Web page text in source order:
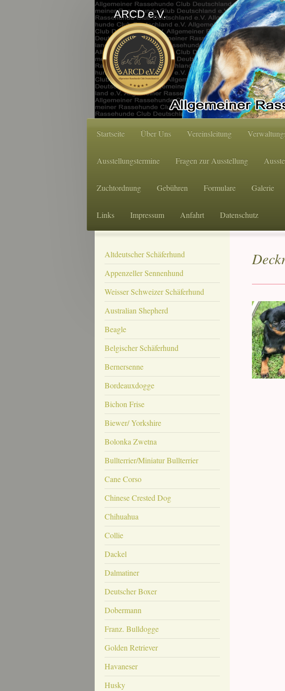
ARCD e.V.
Startseite Über Uns Vereinsleitung
Ausstellungstermine Fragen zur Ausstellung
Zuchtordnung Gebühren Formulare Galerie
Links Impressum Anfahrt Datenschutz
Altdeutscher Schäferhund
Appenzeller Sennenhund
Weisser Schweizer Schäferhund
Australian Shepherd
Beagle
Belgischer Schäferhund
Bernersenne
Bordeauxdogge
Bichon Frise
Biewer/ Yorkshire
Bolonka Zwetna
Bullterrier/Miniatur Bullterrier
Cane Corso
Chinese Crested Dog
Chihuahua
Collie
Dackel
Dalmatiner
Deutscher Boxer
Dobermann
Franz. Bulldogge
Golden Retriever
Havaneser
Husky